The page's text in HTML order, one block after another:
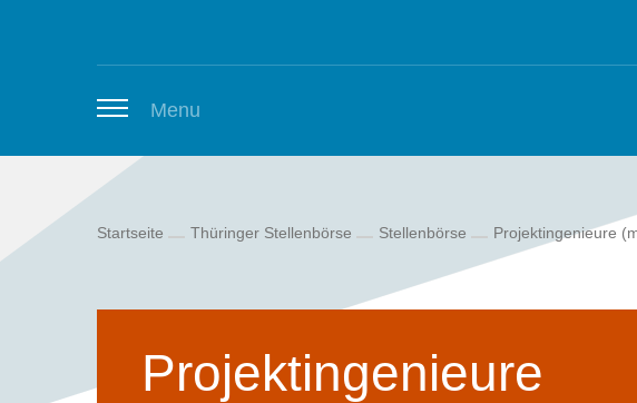
Menu
Thüringer Stellenbörse
Newsletter
Startseite Thüringer Stellenbörse Stellenbörse Projektingenieure
Projektingenieure